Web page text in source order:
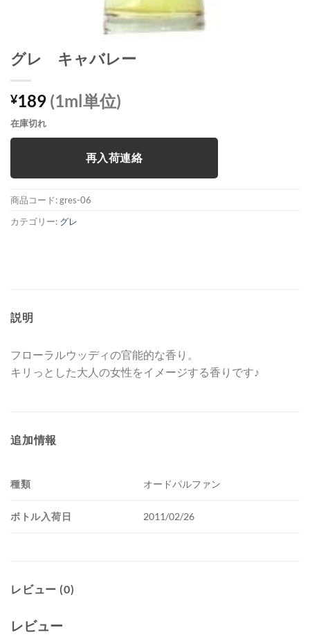
グレ キャバレー
¥189 (1ml単位)
在庫切れ
再入荷連絡
商品コード:gres-06
カテゴリー: グレ
説明
フローラルウッディの官能的な香り。
キリっとした大人の女性をイメージする香りです♪
追加情報
種類 オードパルファン
ボトル入荷日 2011/02/26
レビュー (0)
レビュー